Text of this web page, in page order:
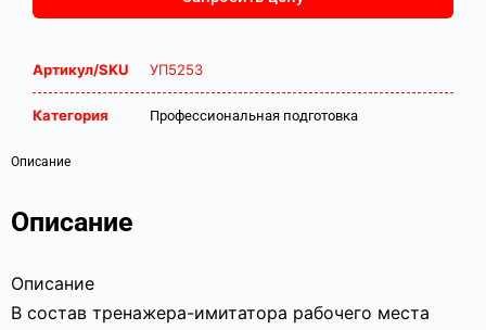
Артикул/SKU УП5253
Категория Профессиональная подготовка
Описание
Описание
Описание
В состав тренажера-имитатора рабочего места